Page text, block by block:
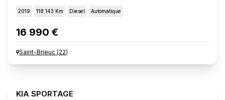
2019 118 143 Km Diesel Automatique
16 990 €
Saint-Brieuc (22)
KIA SPORTAGE